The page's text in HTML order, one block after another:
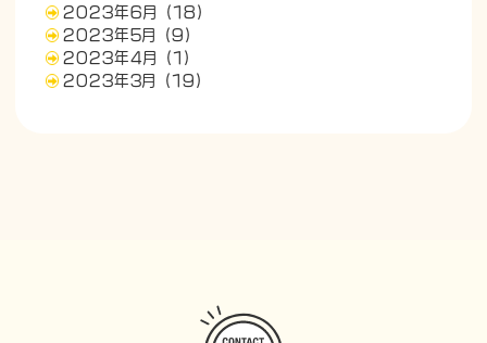
2023年6月
(18)
2023年5月
(9)
2023年4月
(1)
2023年3月
(19)